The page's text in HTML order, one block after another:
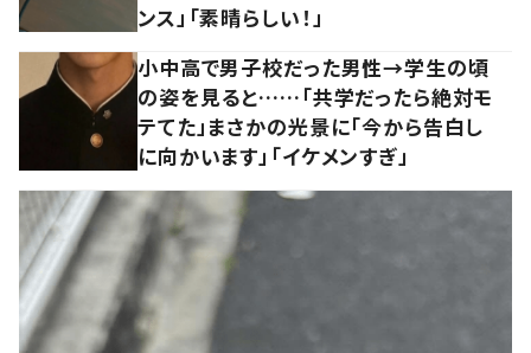
ンス」「素晴らしい！」
小中高で男子校だった男性→学生の頃
の姿を見ると……「共学だったら絶対モ
テてた」まさかの光景に「今から告白し
に向かいます」「イケメンすぎ」